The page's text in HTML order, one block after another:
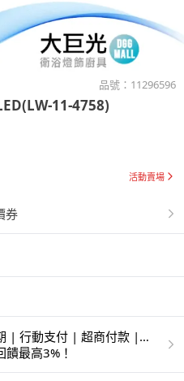
品號： 11296596
11-4758)
活動賣場
券
| 行動支付 | 超商付款 |
最高3%！